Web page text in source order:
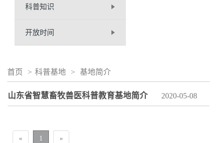
科普知识
开放时间
首页 > 科普基地 > 基地简介
山东省智慧畜牧兽医科普教育基地简介 2020-05-08
« 1 »